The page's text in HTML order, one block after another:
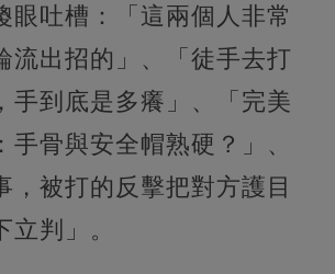
眼吐槽：「這兩個人非常
流出招的」、「徒手去打
手到底是多癢」、「完美
手骨與安全帽熟硬？」、
，被打的反擊把對方護目
判」。